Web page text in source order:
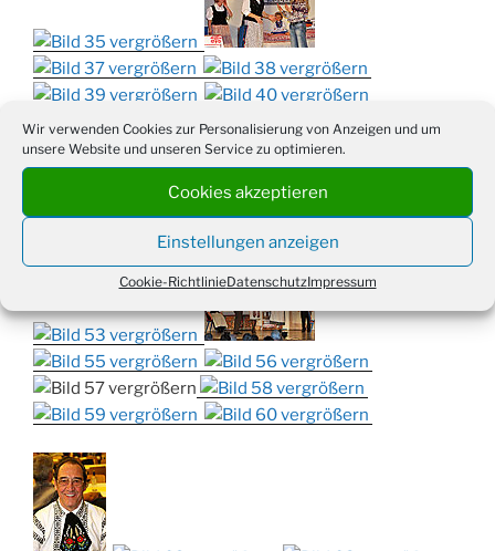
Wir verwenden Cookies zur Personalisierung von Anzeigen und um
unsere Website und unseren Service zu optimieren.
Cookies akzeptieren
Einstellungen anzeigen
Cookie-RichtlinieDatenschutzImpressum